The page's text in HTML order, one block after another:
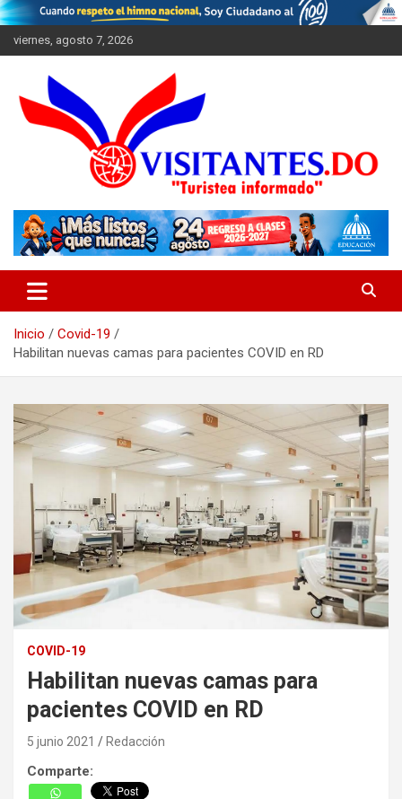
Saltar
al
contenido
viernes, agosto 7, 2026
Visitantes
Inicio
Covid-19
Habilitan nuevas camas para pacientes COVID en RD
COVID-19
Habilitan nuevas camas para
pacientes COVID en RD
5 junio 2021 Redacción
Comparte: